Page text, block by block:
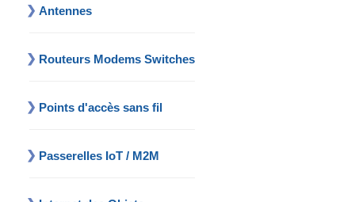
Antennes
Routeurs Modems Switches
Points d'accès sans fil
Passerelles IoT / M2M